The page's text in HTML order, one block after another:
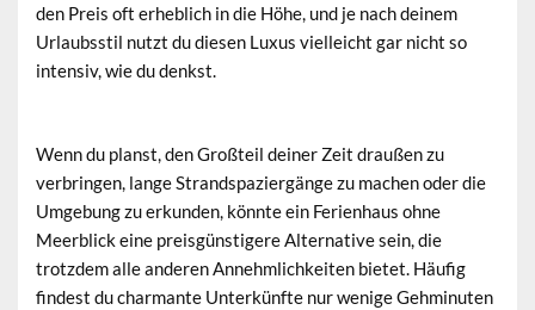
den Preis oft erheblich in die Höhe, und je nach deinem
Urlaubsstil nutzt du diesen Luxus vielleicht gar nicht so
intensiv, wie du denkst.
Wenn du planst, den Großteil deiner Zeit draußen zu
verbringen, lange Strandspaziergänge zu machen oder die
Umgebung zu erkunden, könnte ein Ferienhaus ohne
Meerblick eine preisgünstigere Alternative sein, die
trotzdem alle anderen Annehmlichkeiten bietet. Häufig
findest du charmante Unterkünfte nur wenige Gehminuten